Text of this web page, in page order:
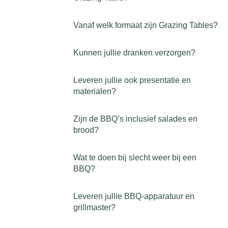
Vanaf welk formaat zijn Grazing Tables?
Kunnen jullie dranken verzorgen?
Leveren jullie ook presentatie en
materialen?
Zijn de BBQ’s inclusief salades en
brood?
Wat te doen bij slecht weer bij een
BBQ?
Leveren jullie BBQ-apparatuur en
grillmaster?